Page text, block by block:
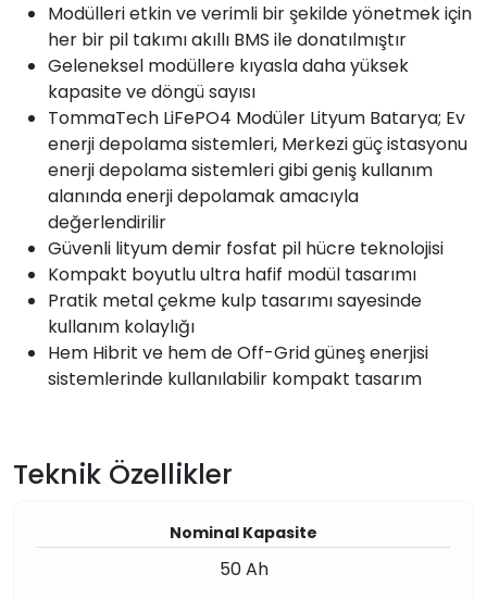
Modülleri etkin ve verimli bir şekilde yönetmek için
her bir pil takımı akıllı BMS ile donatılmıştır
Geleneksel modüllere kıyasla daha yüksek
kapasite ve döngü sayısı
TommaTech LiFePO4 Modüler Lityum Batarya; Ev
enerji depolama sistemleri, Merkezi güç istasyonu
enerji depolama sistemleri gibi geniş kullanım
alanında enerji depolamak amacıyla
değerlendirilir
Güvenli lityum demir fosfat pil hücre teknolojisi
Kompakt boyutlu ultra hafif modül tasarımı
Pratik metal çekme kulp tasarımı sayesinde
kullanım kolaylığı
Hem Hibrit ve hem de Off-Grid güneş enerjisi
sistemlerinde kullanılabilir kompakt tasarım
Teknik Özellikler
Nominal Kapasite
50 Ah